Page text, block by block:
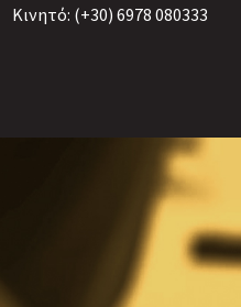
Κινητό: (+30) 6978 080333